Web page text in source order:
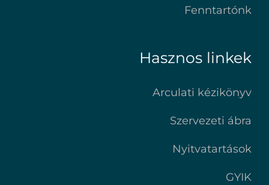
Fenntartónk
Hasznos linkek
Arculati kézikönyv
Szervezeti ábra
Nyitvatartások
GYIK